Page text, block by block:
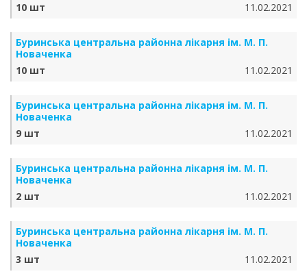
10 шт
11.02.2021
Буринська центральна районна лікарня ім. М. П.
Новаченка
10 шт
11.02.2021
Буринська центральна районна лікарня ім. М. П.
Новаченка
9 шт
11.02.2021
Буринська центральна районна лікарня ім. М. П.
Новаченка
2 шт
11.02.2021
Буринська центральна районна лікарня ім. М. П.
Новаченка
3 шт
11.02.2021